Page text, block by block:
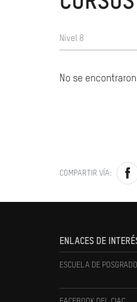
Nivel 8
No se
COMPARTIR VÍA:
ENLACES DE
ESCUELA DE POSGRADO